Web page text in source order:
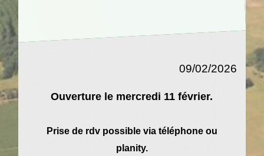
09/02/2026
Ouverture le mercredi 11 février.
Prise de rdv possible via téléphone ou
planity.